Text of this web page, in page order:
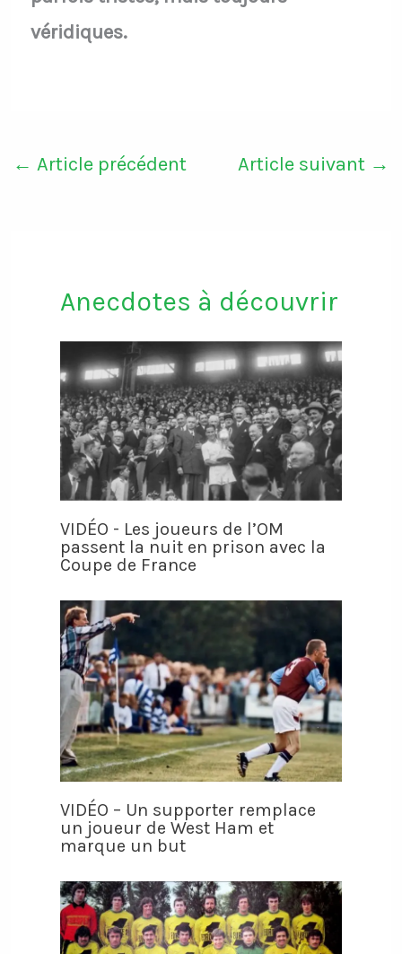
véridiques.
← Article précédent Article suivant →
Anecdotes à découvrir
VIDÉO - Les joueurs de l’OM
passent la nuit en prison avec la
Coupe de France
VIDÉO – Un supporter remplace
un joueur de West Ham et
marque un but